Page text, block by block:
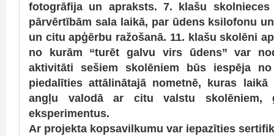
fotogrāfija un apraksts. 7. klašu
pārvērtībām sala laikā, par ūdens ksilofonu
un citu apģērbu ražošanā. 11. klašu skolēni
no kurām “turēt galvu virs ūdens” var
aktivitāti sešiem skolēniem būs iespēja
piedalīties attālinātajā nometnē, kuras
angļu valodā ar citu valstu
eksperimentus.
Ar projekta kopsavilkumu var iepazīties